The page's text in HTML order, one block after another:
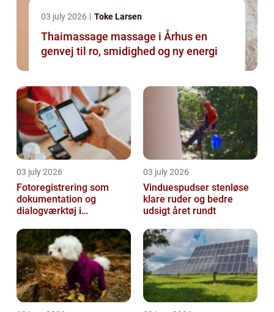
03 july 2026 Toke Larsen
Thaimassage massage i Århus en
genvej til ro, smidighed og ny energi
03 july 2026
Fotoregistrering som
dokumentation og
dialogværktøj i
03 july 2026
Vinduespudser stenløse
klare ruder og bedre
udsigt året rundt